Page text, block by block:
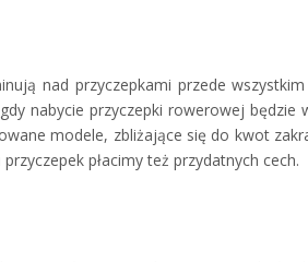
nad przyczepkami przede
nabycie przyczepki rowerowej będzie
modele, zbliżające się do kwot
płacimy też przydatnych cech.